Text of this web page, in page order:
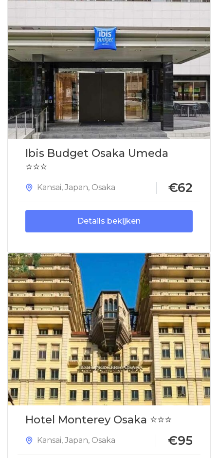
Ibis Budget Osaka Umeda
⭐⭐⭐
Kansai, Japan, Osaka €62
Details bekijken
Hotel Monterey Osaka ⭐⭐⭐
Kansai, Japan, Osaka €95